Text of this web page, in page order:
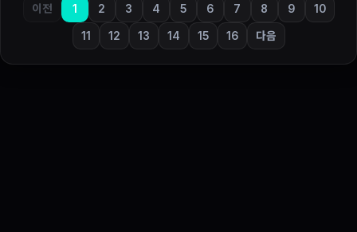
이전 1 2 3 4 5 6 7 8 9 10
11 12 13 14 15 16 다음